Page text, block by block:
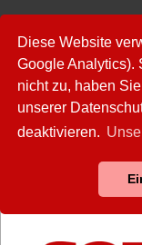
Diese Website
Google Analytics).
nicht zu, haben
unserer
deaktivieren.